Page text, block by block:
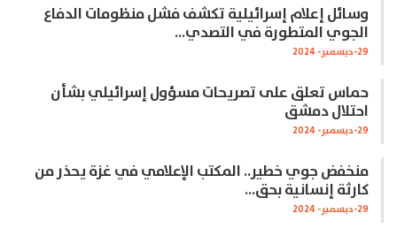
وسائل إعلام إسرائيلية تكشف فشل منظومات الدفاع
الجوي المتطورة في التصدي…
29-ديسمبر- 2024
حماس تعلق على تصريحات مسؤول إسرائيلي بشأن
احتلال دمشق
29-ديسمبر- 2024
منخفض جوي خطير.. المكتب الإعلامي في غزة يحذر من
كارثة إنسانية بحق…
29-ديسمبر- 2024